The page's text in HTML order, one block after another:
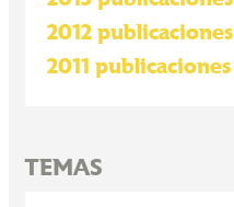
2012 publicaciones
2011 publicaciones
TEMAS